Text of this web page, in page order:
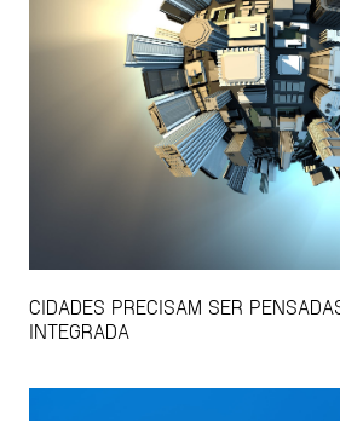
CIDADES PRECISAM SER
INTEGRADA